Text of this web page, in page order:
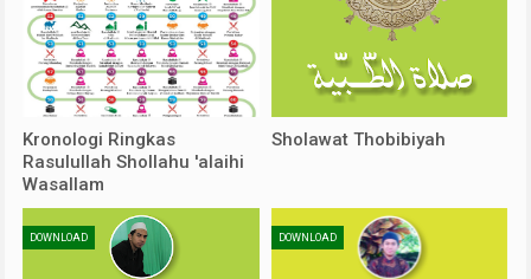
Kronologi Ringkas
Rasulullah Shollahu 'alaihi
Wasallam
Sholawat Thobibiyah
DOWNLOAD DOWNLOAD